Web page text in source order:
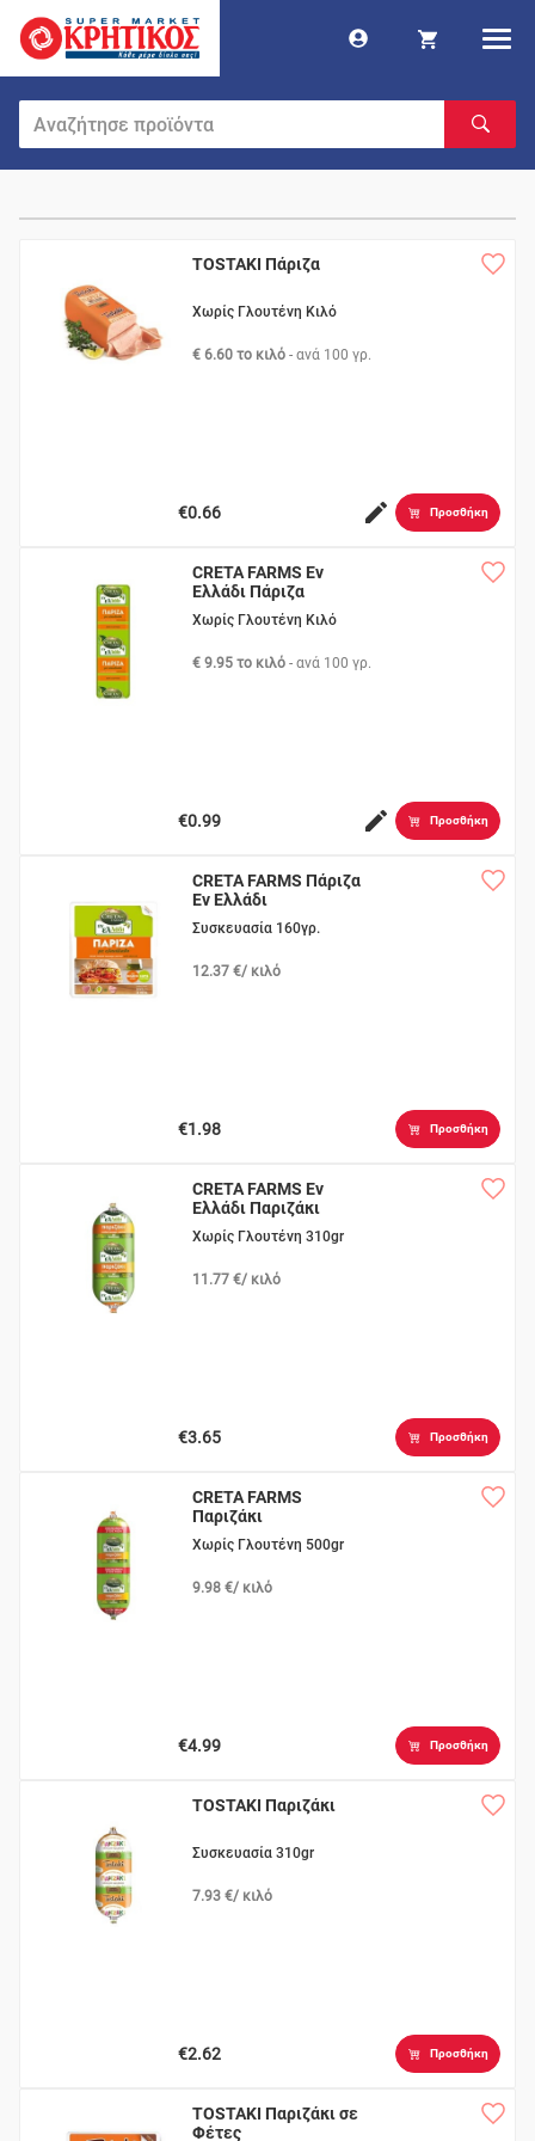
TOSTAKI Πάριζα
Χωρίς Γλουτένη Κιλό
€ 6.60 το κιλό - ανά 100 γρ.
€0.66 Προσθήκη
CRETA FARMS Εν
Ελλάδι Πάριζα
Χωρίς Γλουτένη Κιλό
€ 9.95 το κιλό - ανά 100 γρ.
€0.99 Προσθήκη
CRETA FARMS Πάριζα
Εν Ελλάδι
Συσκευασία 160γρ.
12.37 €/ κιλό
€1.98 Προσθήκη
CRETA FARMS Εν
Ελλάδι Παριζάκι
Χωρίς Γλουτένη 310gr
11.77 €/ κιλό
€3.65 Προσθήκη
CRETA FARMS
Παριζάκι
Χωρίς Γλουτένη 500gr
9.98 €/ κιλό
€4.99 Προσθήκη
TOSTAKI Παριζάκι
Συσκευασία 310gr
7.93 €/ κιλό
€2.62 Προσθήκη
TOSTAKI Παριζάκι σε
Φέτες